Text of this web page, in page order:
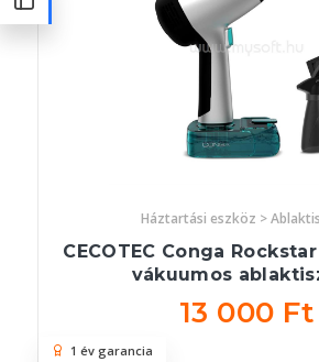
Háztartási eszköz >
CECOTEC Conga
vákuumos
13 000 Ft
1 év garancia